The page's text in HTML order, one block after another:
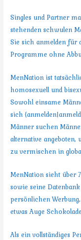
Singles und Partner
stehenden schwulen
Sie sich anmelden für
Programme ohne
MenNation ist
homosexuell und
Sowohl einsame
sich
Männer suchen
alternative angeboten,
zu vermischen in
MenNation sieht über
sowie seine
persönlichen
etwas Auge
Als ein vollständiges